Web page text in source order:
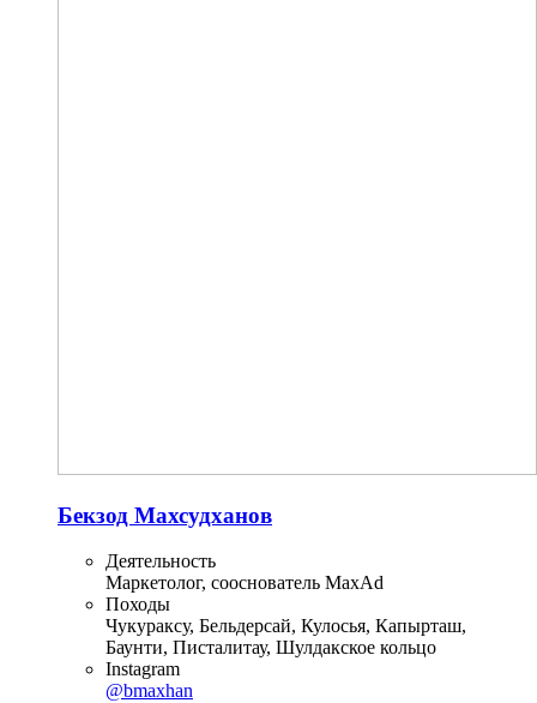
Бекзод Махсудханов
Деятельность
Маркетолог, сооснователь MaxAd
Походы
Чукураксу, Бельдерсай, Кулосья, Капырташ,
Баунти, Писталитау, Шулдакское кольцо
Instagram
@bmaxhan